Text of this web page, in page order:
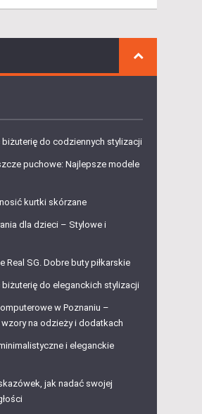
do codziennych stylizacji
puchowe: Najlepsze modele
kurtki skórzane
dla dzieci – Stylowe i
Real SG. Dobre buty piłkarskie
do eleganckich stylizacji
w Poznaniu –
na odzieży i dodatkach
i eleganckie
jak nadać swojej